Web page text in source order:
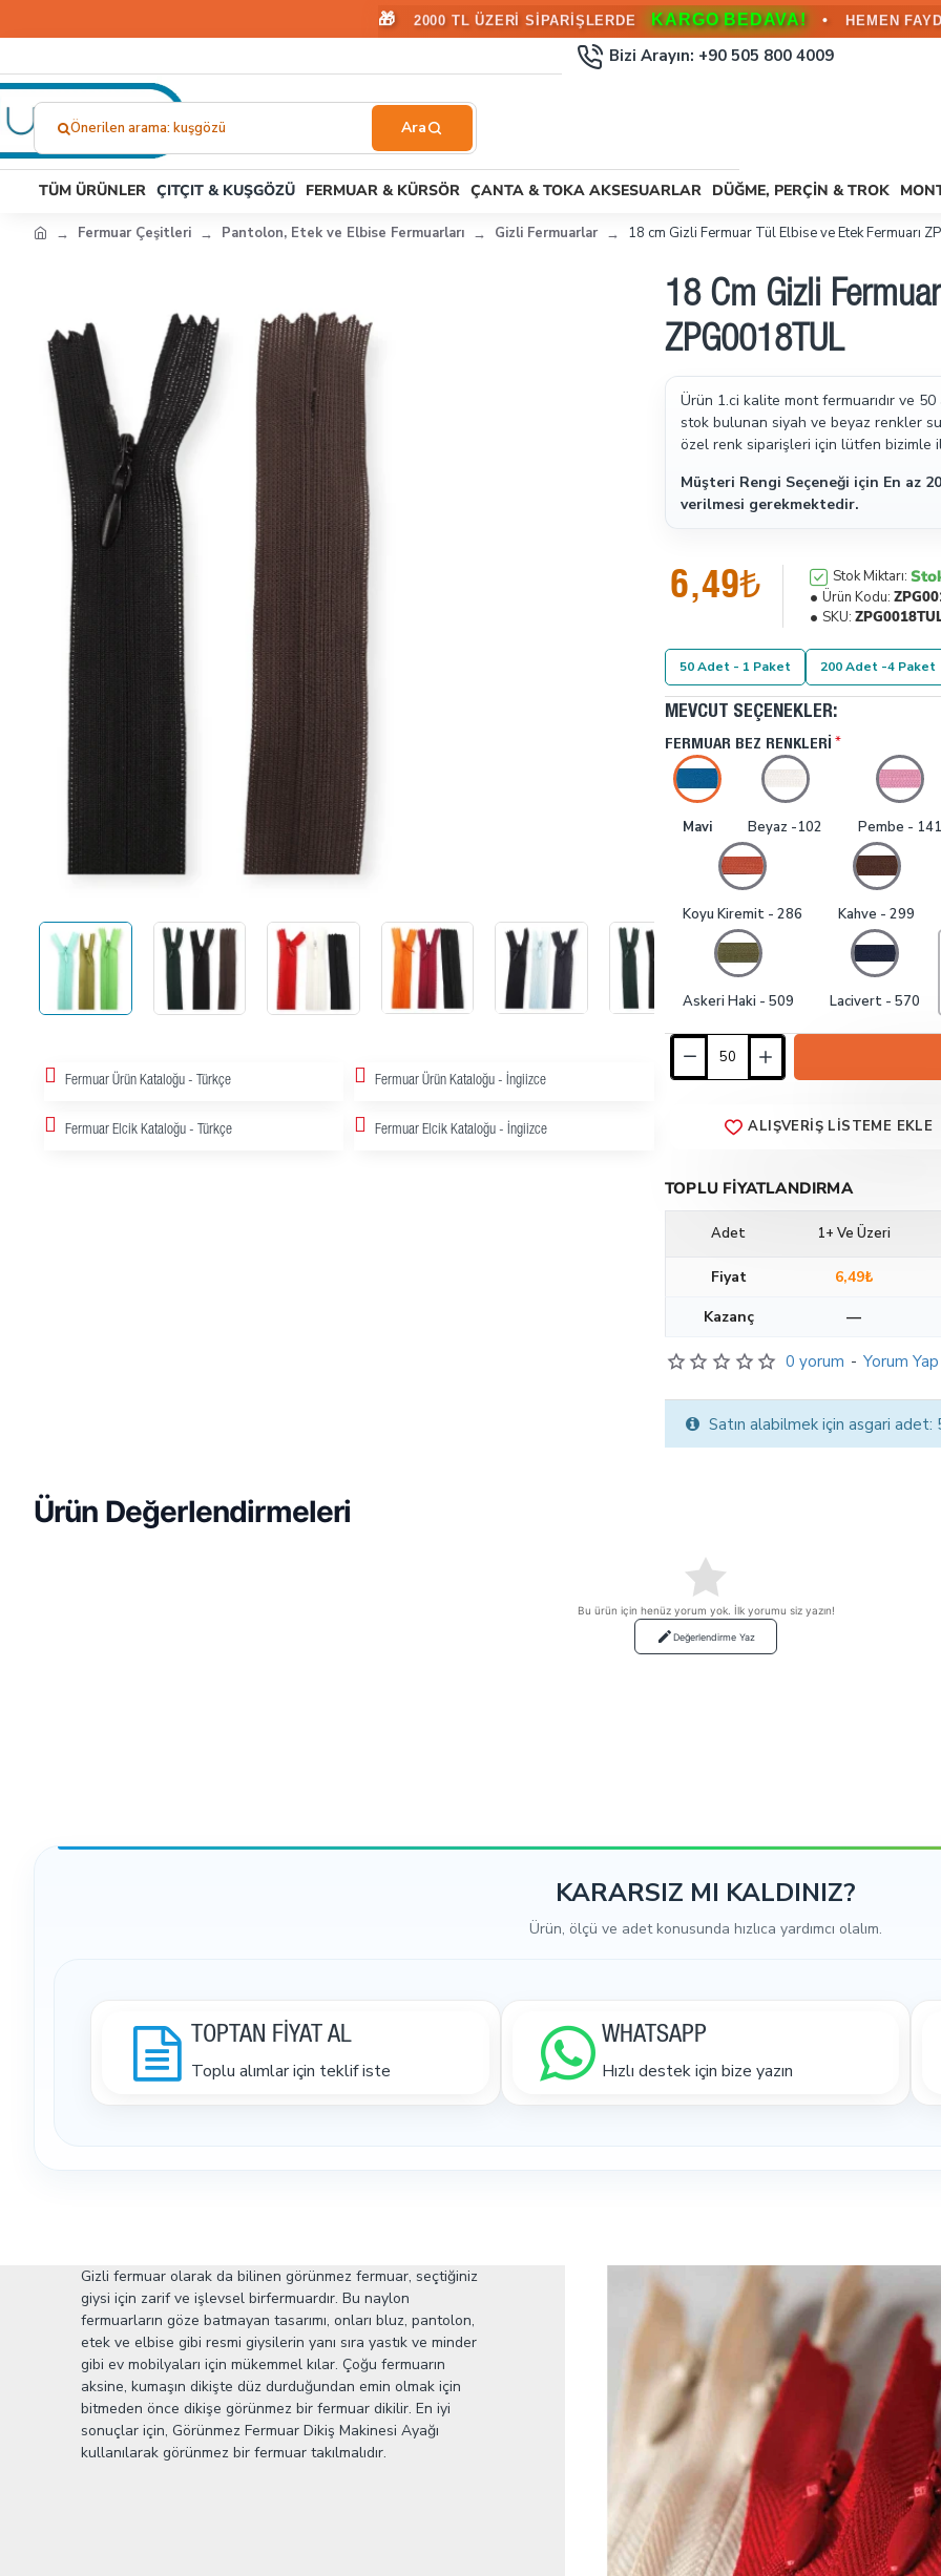
🎁 2000 TL ÜZERİ SİPARİŞLERDE KARGO BEDAVA! • HEMEN
Bizi Arayın: +90 505 800 4009
Aramıştınız?...
Önerilen arama: fermuar
TÜM ÜRÜNLER ÇITÇIT & KUŞGÖZÜ FERMUAR & KÜRSÖR ÇANTA & TOKA AKSESUARLAR DÜĞME, PERÇIN & TROK
Fermuar Çeşitleri Pantolon, Etek ve Elbise Fermuarları Gizli Fermuarlar 18 cm Gizli Fermuar Tül Elbise ve Etek Fermuarı
Fermuar Ürün Kataloğu - Türkçe Fermuar Ürün Kataloğu - İngiizce
Fermuar Elcik Kataloğu - Türkçe Fermuar Elcik Kataloğu - İngiizce
18 Cm Gizli
ZPG0018TUL
Ürün 1.ci kalite mont fermuarıdır ve
stok bulunan siyah ve beyaz renkler
özel renk siparişleri için lütfen bizimle
Müşteri Rengi Seçeneği için En az
verilmesi gerekmektedir.
0 yorum - Yorum Yap
6,49₺ Stok Miktarı:
Ürün Kodu:
SKU:
50 Adet - 1 Paket 200 Adet -4 Paket
MEVCUT SEÇENEKLER:
FERMUAR BEZ RENKLERI
Mavi Beyaz -102 Pembe - 141
Koyu Kiremit - 286 Kahve - 299
Askeri Haki - 509 Lacivert - 570
ALIŞVERIŞ LISTEME EKLE
Satın alabilmek için asgari adet:
TOPLU FIYATLANDIRMA
Adet 1+ Ve Üzeri
Fiyat
6,49₺
Kazanç
—
Ürün Değerlendirmeleri
Bu ürün için henüz yorum yok. İlk yorumu siz yazın!
Değerlendirme Yaz
KARARSIZ MI KALDINIZ?
Ürün, ölçü ve adet konusunda hızlıca yardımcı olalım.
TOPTAN FİYAT AL
Toplu alımlar için teklif iste
WHATSAPP
Hızlı destek için bize yazın
Gizli fermuar olarak da bilinen görünmez fermuar, seçtiğiniz
giysi için zarif ve işlevsel birfermuardır. Bu naylon
fermuarların göze batmayan tasarımı, onları bluz, pantolon,
etek ve elbise gibi resmi giysilerin yanı sıra yastık ve minder
gibi ev mobilyaları için mükemmel kılar. Çoğu fermuarın
aksine, kumaşın dikişte düz durduğundan emin olmak için
bitmeden önce dikişe görünmez bir fermuar dikilir. En iyi
sonuçlar için, Görünmez Fermuar Dikiş Makinesi Ayağı
kullanılarak görünmez bir fermuar takılmalıdır.